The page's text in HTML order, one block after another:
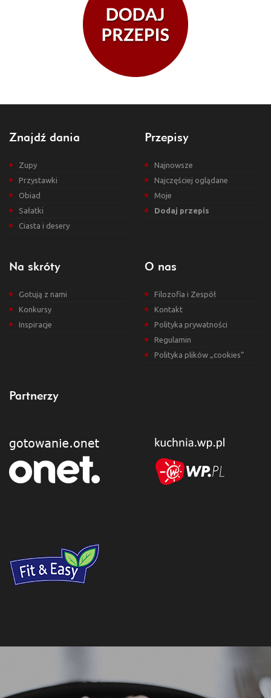
Znajdź dania
Zupy
Przystawki
Obiad
Sałatki
Ciasta i desery
Przepisy
Najnowsze
Najczęściej oglądane
Moje
Dodaj przepis
Na skróty
Gotują z nami
Konkursy
Inspiracje
O nas
Filozofia i Zespół
Kontakt
Polityka prywatności
Regulamin
Polityka plików „cookies”
Partnerzy